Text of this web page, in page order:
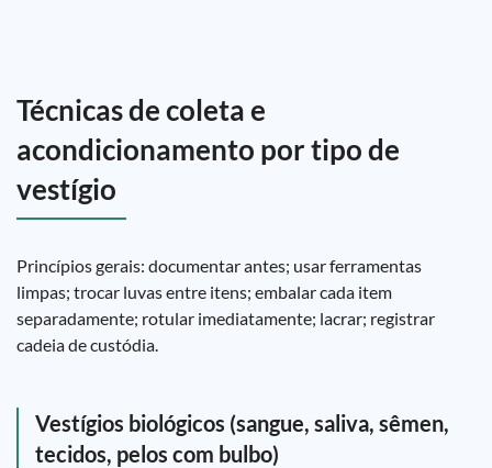
Técnicas de coleta e
acondicionamento por tipo de
vestígio
Princípios gerais: documentar antes; usar ferramentas
limpas; trocar luvas entre itens; embalar cada item
separadamente; rotular imediatamente; lacrar; registrar
cadeia de custódia.
Vestígios biológicos (sangue, saliva, sêmen,
tecidos, pelos com bulbo)